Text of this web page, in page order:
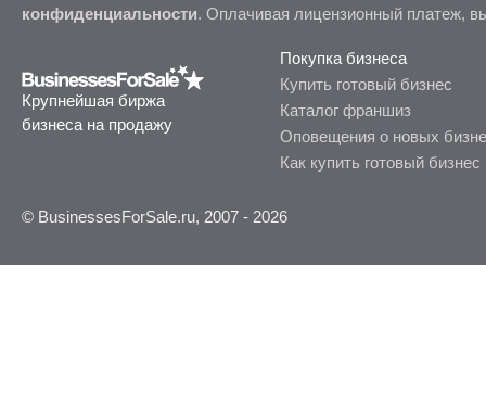
конфиденциальности. Оплачивая лицензионный платеж,
Крупнейшая биржа
бизнеса на продажу
Покупка бизнеса
Купить готовый бизнес
Каталог франшиз
Оповещения о новых
Как купить готовый бизнес
© BusinessesForSale.ru, 2007 - 2026